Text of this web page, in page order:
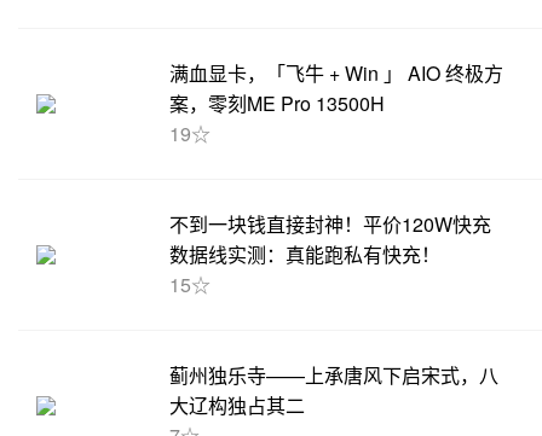
满血显卡，「飞牛 + Win 」 AIO 终极方
案，零刻ME Pro 13500H
19☆
不到一块钱直接封神！平价120W快充
数据线实测：真能跑私有快充！
15☆
蓟州独乐寺——上承唐风下启宋式，八
大辽构独占其二